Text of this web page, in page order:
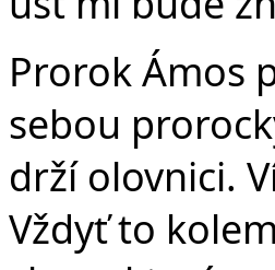
Prorok Ámos
sebou
drží olovnici.
Vždyť to